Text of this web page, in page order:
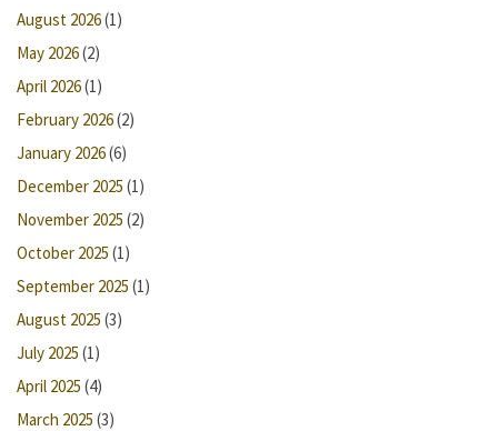
August 2026(1)
May 2026(2)
April 2026(1)
February 2026(2)
January 2026(6)
December 2025 (1)
November 2025 (2)
October 2025 (1)
September 2025 (1)
August 2025 (3)
July 2025 (1)
April 2025 (4)
March 2025 (3)